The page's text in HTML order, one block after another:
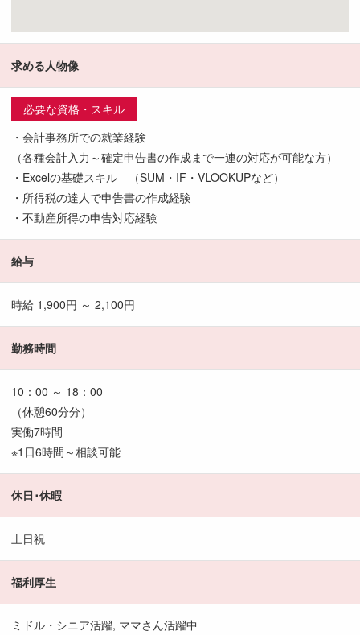
求める人物像
必要な資格・スキル
・会計事務所での就業経験
（各種会計入力～確定申告書の作成まで一連の対応が可能な方）
・Excelの基礎スキル （SUM・IF・VLOOKUPなど）
・所得税の達人で申告書の作成経験
・不動産所得の申告対応経験
給与
時給 1,900円 ～ 2,100円
勤務時間
10：00 ～ 18：00
（休憩60分分）
実働7時間
※1日6時間～相談可能
休日･休暇
土日祝
福利厚生
ミドル・シニア活躍, ママさん活躍中